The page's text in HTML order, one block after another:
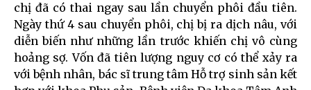
chị đã có thai ngay sau lần chuyển phôi đầu tiên.
Ngày thứ 4 sau chuyển phôi, chị bị ra dịch nâu, với
diễn biến như những lần trước khiến chị vô cùng
hoảng sợ. Vốn đã tiên lượng nguy cơ có thể xảy ra
với bệnh nhân, bác sĩ trung tâm Hỗ trợ sinh sản kết